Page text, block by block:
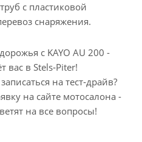
с пластиковой
снаряжения.
с KAYO AU 200 -
в Stels‑Piter!
на тест‑драйв?
на сайте мотосалона -
на все вопросы!